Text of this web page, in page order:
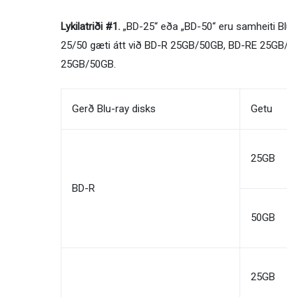
Lykilatriði #1. „BD-25“ eða „BD-50“ eru
25/50 gæti átt við BD-R 25GB/50GB, BD-RE
25GB/50GB.
Gerð Blu-ray disks Getu
BD-R
25GB
50GB
25GB